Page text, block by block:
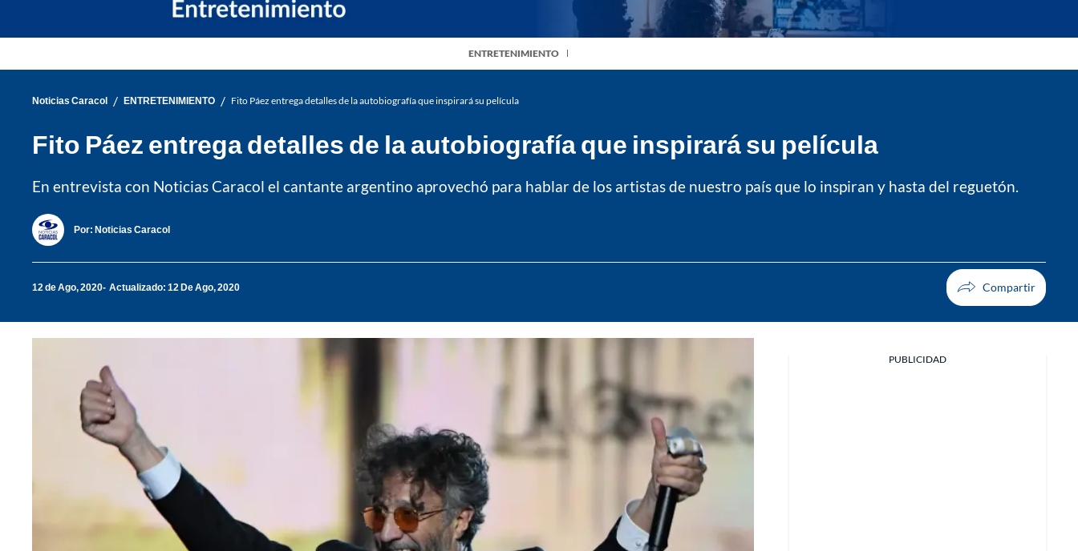
ENTRETENIMIENTO
Noticias Caracol / ENTRETENIMIENTO / Fito Páez entrega detalles de la autobiografía que inspirará su película
Fito Páez entrega detalles de la autobiografía que inspirará su película
En entrevista con Noticias Caracol el cantante argentino aprovechó para hablar de los artistas de nuestro país que lo inspiran y hasta del reguetón.
Por: Noticias Caracol
12 de Ago, 2020 Actualizado: 12 De Ago, 2020
PUBLICIDAD